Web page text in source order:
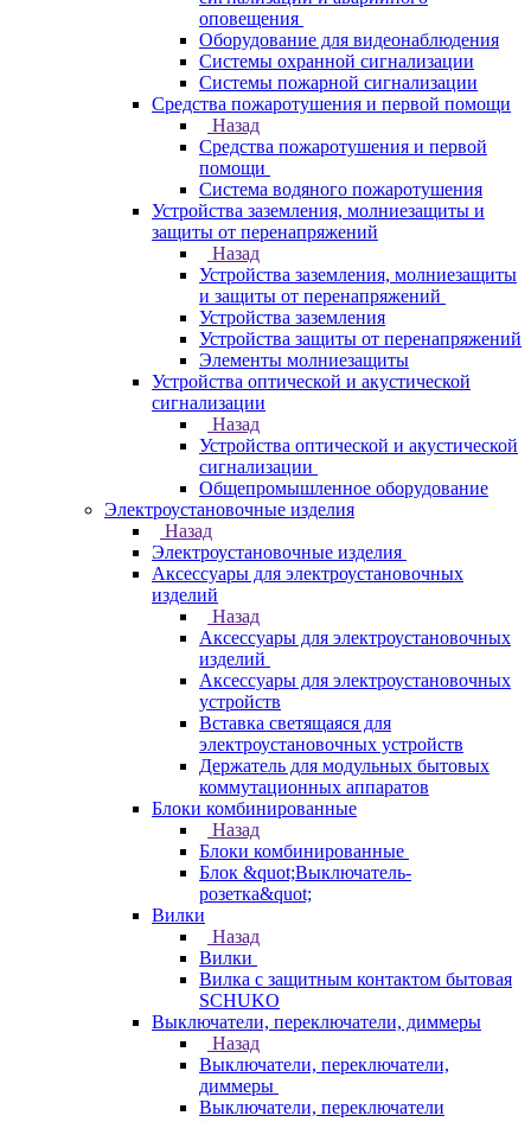
оповещения
Оборудование для видеонаблюдения
Системы охранной сигнализации
Системы пожарной сигнализации
Средства пожаротушения и первой помощи
Назад
Средства пожаротушения и первой
помощи
Система водяного пожаротушения
Устройства заземления, молниезащиты и
защиты от перенапряжений
Назад
Устройства заземления, молниезащиты
и защиты от перенапряжений
Устройства заземления
Устройства защиты от перенапряжений
Элементы молниезащиты
Устройства оптической и акустической
сигнализации
Назад
Устройства оптической и акустической
сигнализации
Общепромышленное оборудование
Электроустановочные изделия
Назад
Электроустановочные изделия
Аксессуары для электроустановочных
изделий
Назад
Аксессуары для электроустановочных
изделий
Аксессуары для электроустановочных
устройств
Вставка светящаяся для
электроустановочных устройств
Держатель для модульных бытовых
коммутационных аппаратов
Блоки комбинированные
Назад
Блоки комбинированные
Блок &quot;Выключатель-
розетка&quot;
Вилки
Назад
Вилки
Вилка с защитным контактом бытовая
SCHUKO
Выключатели, переключатели, диммеры
Назад
Выключатели, переключатели,
диммеры
Выключатели, переключатели